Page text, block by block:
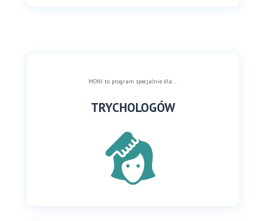
MONI to program specjalnie dla…
TRYCHOLOGÓW